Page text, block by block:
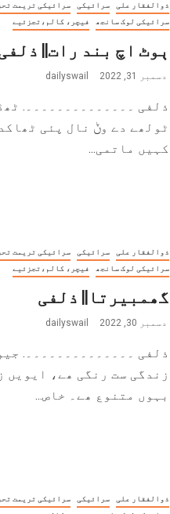
ذوالفقار علی سرائیکی سرائیکی تریمت
سرائیکی لوک سانجھ
فیچر، کالم،تجزئیے
ٻوٹ اچ بند رات|| ذلفی
دسمبر 31, 2022 dailyswail
ذلفی ۔۔۔۔۔۔۔۔۔۔۔۔۔۔.
ٹولھے دے وݨ نال پئی
کہیں ماتمی...
ذوالفقار علی سرائیکی سرائیکی تریمت
سرائیکی لوک سانجھ
فیچر، کالم،تجزئیے
گھمبیرتا|| ذلفی
دسمبر 30, 2022 dailyswail
ذلفی ۔۔۔۔۔۔۔۔۔۔۔۔۔۔.
زندگی ست رنگی ھے، ایویں
بہوں متنوع ھے۔ خاص...
ذوالفقار علی سرائیکی سرائیکی تریمت